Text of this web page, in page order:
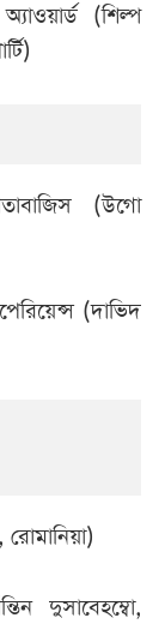
(শিল্প
(উগো
(দাভিদ
দুসাবেহম্বো,